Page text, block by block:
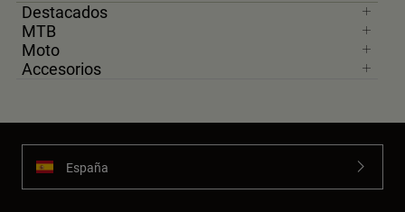
Destacados
MTB
Moto
Accesorios
España